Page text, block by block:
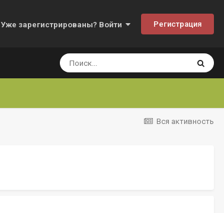
Уже зарегистрированы? Войти Регистрация
Вся активность